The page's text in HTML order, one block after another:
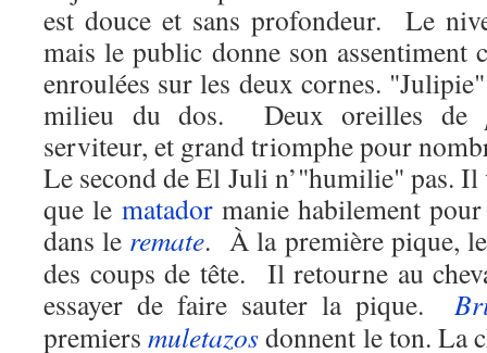
est douce et sans profondeur. Le
mais le public donne son assentiment
enroulées sur les deux cornes.
milieu du dos. Deux oreilles de
serviteur, et grand triomphe pour
Le second de El Juli n’"humilie" pas. Il
que le matadormanie habilement
dans le remate. À la première pique,
des coups de tête. Il retourne au
essayer de faire sauter la pique.
premiersmuletazosdonnent le ton. La